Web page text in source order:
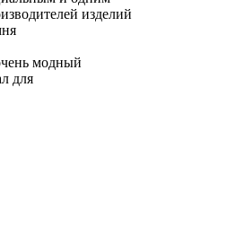
изделий
модный
для